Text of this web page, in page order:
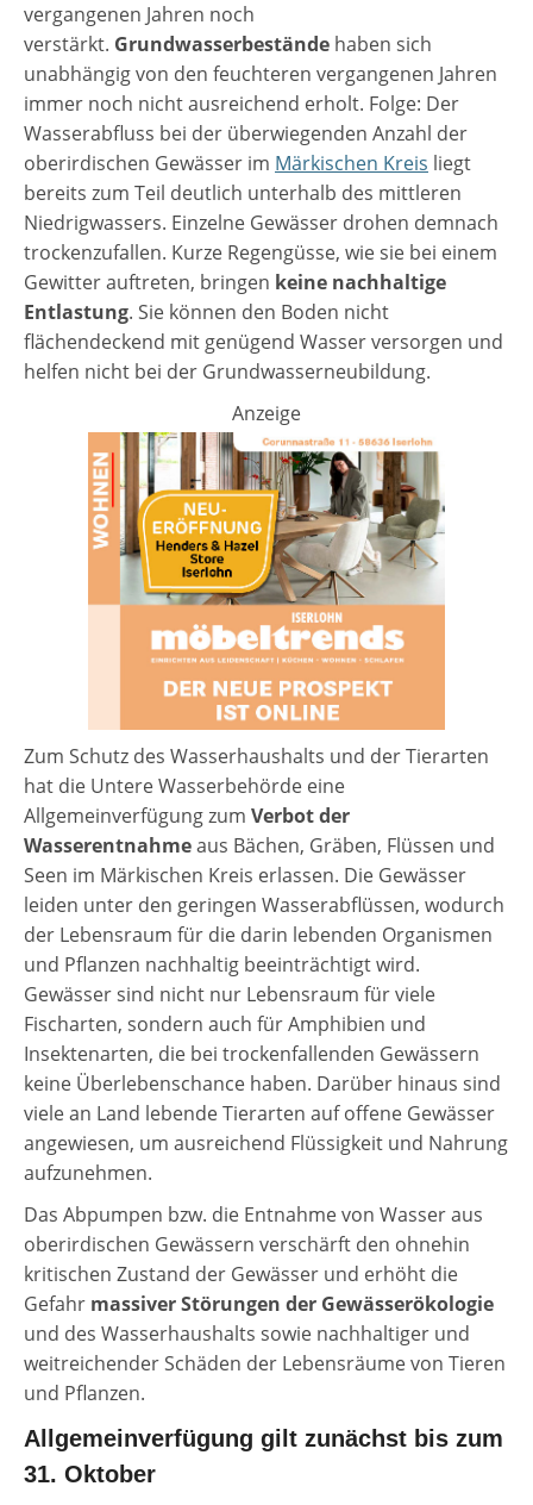
vergangenen Jahren noch
verstärkt. Grundwasserbestände haben sich
unabhängig von den feuchteren vergangenen Jahren
immer noch nicht ausreichend erholt. Folge: Der
Wasserabfluss bei der überwiegenden Anzahl der
oberirdischen Gewässer im Märkischen Kreis liegt
bereits zum Teil deutlich unterhalb des mittleren
Niedrigwassers. Einzelne Gewässer drohen demnach
trockenzufallen. Kurze Regengüsse, wie sie bei einem
Gewitter auftreten, bringen keine nachhaltige
Entlastung. Sie können den Boden nicht
flächendeckend mit genügend Wasser versorgen und
helfen nicht bei der Grundwasserneubildung.
Anzeige
Zum Schutz des Wasserhaushalts und der Tierarten
hat die Untere Wasserbehörde eine
Allgemeinverfügung zum Verbot der
Wasserentnahmeaus Bächen, Gräben, Flüssen und
Seen im Märkischen Kreis erlassen. Die Gewässer
leiden unter den geringen Wasserabflüssen, wodurch
der Lebensraum für die darin lebenden Organismen
und Pflanzen nachhaltig beeinträchtigt wird.
Gewässer sind nicht nur Lebensraum für viele
Fischarten, sondern auch für Amphibien und
Insektenarten, die bei trockenfallenden Gewässern
keine Überlebenschance haben. Darüber hinaus sind
viele an Land lebende Tierarten auf offene Gewässer
angewiesen, um ausreichend Flüssigkeit und Nahrung
aufzunehmen.
Das Abpumpen bzw. die Entnahme von Wasser aus
oberirdischen Gewässern verschärft den ohnehin
kritischen Zustand der Gewässer und erhöht die
Gefahr massiver Störungen der Gewässerökologie
und des Wasserhaushalts sowie nachhaltiger und
weitreichender Schäden der Lebensräume von Tieren
und Pflanzen.
Allgemeinverfügung gilt zunächst bis zum
31. Oktober